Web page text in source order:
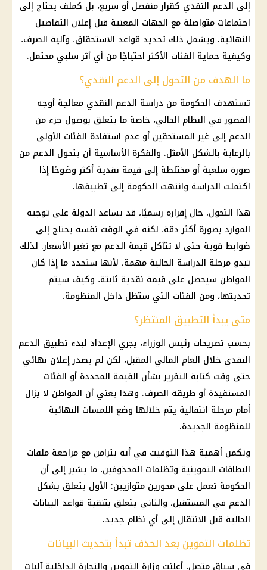
إلى الدعم النقدي كقرار منفصل أو سريع، بل كملف يحتاج إلى
اجتماعات متواصلة مع الجهات المعنية قبل إعلان التفاصيل
النهائية. ويشمل ذلك تحديد قواعد الاستحقاق، وآلية الصرف،
وكيفية حماية الفئات الأكثر احتياجًا من أي أثر سلبي محتمل.
ما الهدف من التحول إلى الدعم النقدي؟
تستهدف الحكومة من دراسة الدعم النقدي معالجة أوجه
القصور في النظام الحالي، خاصة ما يتعلق بوصول جزء من
الدعم إلى غير المستحقين أو عدم استفادة الفئات الأولى
بالرعاية بالشكل الأمثل. والفكرة الأساسية أن يتحول الدعم من
صورة سلعية أو مختلطة إلى قيمة نقدية أكثر وضوحًا إذا
اكتملت الدراسة وانتهت الحكومة إلى تطبيقها.
هذا التحول، حال إقراره رسميًا، قد يساعد الدولة على توجيه
الموارد بصورة أكثر دقة، لكنه في الوقت نفسه يحتاج إلى
ضوابط قوية حتى لا تتآكل قيمة الدعم مع تغير الأسعار. لذلك
تبدو مرحلة الدراسة الحالية مهمة، لأنها ستحدد ما إذا كان
المواطن سيحصل على قيمة نقدية ثابتة، وكيف سيتم
تحديثها، ومن الفئات التي ستظل داخل المنظومة.
متى يبدأ التطبيق المنتظر؟
بحسب تصريحات رئيس الوزراء، يجري الإعداد لبدء تطبيق الدعم
النقدي خلال العام المالي المقبل، لكن لم يصدر إعلان نهائي
حتى وقت كتابة التقرير بشأن القيمة المحددة أو الفئات
المستفيدة أو طريقة الصرف. وهذا يعني أن المواطن لا يزال
أمام مرحلة انتقالية يتم خلالها وضع اللمسات النهائية
للمنظومة الجديدة.
وتكمن أهمية هذا التوقيت في أنه يتزامن مع مراجعة ملفات
البطاقات التموينية وتظلمات المحذوفين، ما يشير إلى أن
الحكومة تعمل على محورين متوازيين: الأول يتعلق بشكل
الدعم في المستقبل، والثاني يتعلق بتنقية قواعد البيانات
الحالية قبل الانتقال إلى أي نظام جديد.
تظلمات التموين بعد الحذف تبدأ بتحديث البيانات
في سياق متصل، أعلنت وزارة التموين والتجارة الداخليةآليات